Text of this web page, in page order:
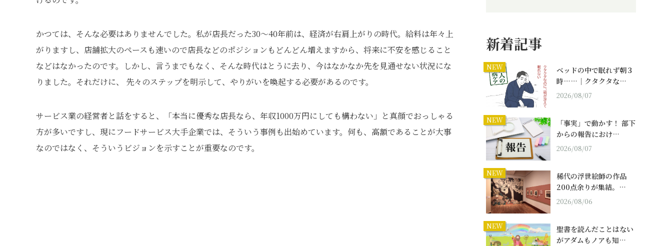
かつては、そんな必要はありませんでした。私が店長だった30〜40年前は、経済が右肩上がりの時代。給料は年々上
がりますし、店舗拡大のペースも速いので店長などのポジションもどんどん増えますから、将来に不安を感じること
などはなかったのです。しかし、言うまでもなく、そんな時代はとうに去り、今はなかなか先を見通せない状況にな
りました。それだけに、 先々のステップを明示して、やりがいを喚起する必要があるのです。
サービス業の経営者と話をすると、「本当に優秀な店長なら、年収1000万円にしても構わない」と真顔でおっしゃる
方が多いですし、現にフードサービス大手企業では、そういう事例も出始めています。何も、高額であることが大事
なのではなく、そういうビジョンを示すことが重要なのです。
新着記事
NEW
ベッドの中で眠れず朝３
時……｜クタクタな…
2026/08/07
NEW
「事実」で動かす！ 部下
からの報告におけ…
2026/08/07
NEW
稀代の浮世絵師の作品
200点余りが集結。…
2026/08/06
NEW
聖書を読んだことはない
がアダムもノアも知…